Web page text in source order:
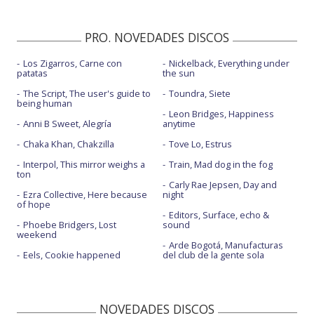
PRO. NOVEDADES DISCOS
Los Zigarros, Carne con
patatas
The Script, The user's guide to
being human
Anni B Sweet, Alegría
Chaka Khan, Chakzilla
Interpol, This mirror weighs a
ton
Ezra Collective, Here because
of hope
Phoebe Bridgers, Lost
weekend
Eels, Cookie happened
Nickelback, Everything under
the sun
Toundra, Siete
Leon Bridges, Happiness
anytime
Tove Lo, Estrus
Train, Mad dog in the fog
Carly Rae Jepsen, Day and
night
Editors, Surface, echo &
sound
Arde Bogotá, Manufacturas
del club de la gente sola
NOVEDADES DISCOS